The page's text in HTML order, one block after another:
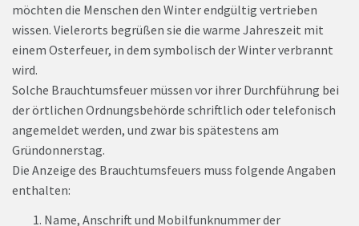
möchten die Menschen den Winter endgültig vertrieben
wissen. Vielerorts begrüßen sie die warme Jahreszeit mit
einem Osterfeuer, in dem symbolisch der Winter verbrannt
wird.
Solche Brauchtumsfeuer müssen vor ihrer Durchführung bei
der örtlichen Ordnungsbehörde schriftlich oder telefonisch
angemeldet werden, und zwar bis spätestens am
Gründonnerstag.
Die Anzeige des Brauchtumsfeuers muss folgende Angaben
enthalten:
Name, Anschrift und Mobilfunknummer der